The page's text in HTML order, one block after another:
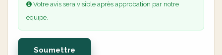
Votre avis sera visible après approbation par notre
équipe.
Soumettre